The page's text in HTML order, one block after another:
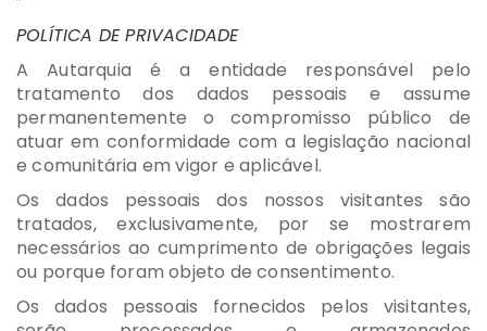
POLÍTICA DE PRIVACIDADE
A Autarquia é a entidade responsável pelo
tratamento dos dados pessoais e assume
permanentemente o compromisso público de
atuar em conformidade com a legislação nacional
e comunitária em vigor e aplicável.
Os dados pessoais dos nossos visitantes são
tratados, exclusivamente, por se mostrarem
necessários ao cumprimento de obrigações legais
ou porque foram objeto de consentimento.
Os dados pessoais fornecidos pelos visitantes,